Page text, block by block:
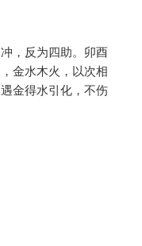
，反为四助。卯酉
金水木火，以次相
金得水引化，不伤